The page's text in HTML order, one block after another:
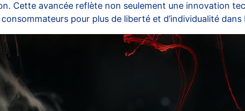
Cette avancée reflète non seulement une innovation
pour plus de liberté et d’individualité dans